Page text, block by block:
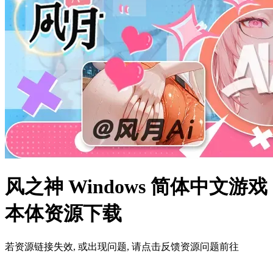
风之神 Windows 简体中文游戏
本体资源下载
若资源链接失效, 或出现问题, 请点击反馈资源问题前往